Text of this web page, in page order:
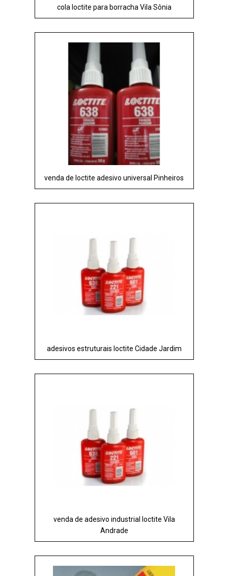
cola loctite para borracha Vila Sônia
venda de loctite adesivo universal Pinheiros
adesivos estruturais loctite Cidade Jardim
venda de adesivo industrial loctite Vila
Andrade